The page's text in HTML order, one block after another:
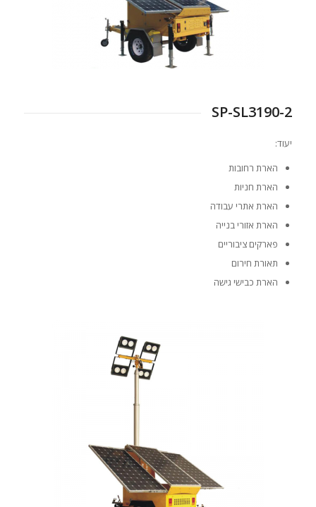
SP-SL3190-2
יעוד:
הארת רחובות
הארת חניות
הארת אתרי עבודה
הארת אזורי בנייה
פארקים ציבוריים
תאורת חירום
הארת כבישי גישה